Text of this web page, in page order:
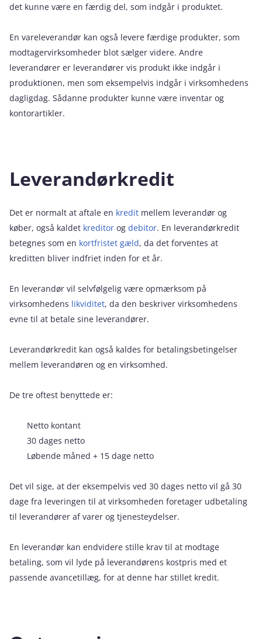
det kunne være en færdig del, som indgår i produktet.
En vareleverandør kan også levere færdige produkter, som
modtagervirksomheder blot sælger videre. Andre
leverandører er leverandører vis produkt ikke indgår i
produktionen, men som eksempelvis indgår i virksomhedens
dagligdag. Sådanne produkter kunne være inventar og
kontorartikler.
Leverandørkredit
Det er normalt at aftale en kredit mellem leverandør og
køber, også kaldet kreditor og debitor. En leverandørkredit
betegnes som en kortfristet gæld, da det forventes at
kreditten bliver indfriet inden for et år.
En leverandør vil selvfølgelig være opmærksom på
virksomhedens likviditet, da den beskriver virksomhedens
evne til at betale sine leverandører.
Leverandørkredit kan også kaldes for betalingsbetingelser
mellem leverandøren og en virksomhed.
De tre oftest benyttede er:
Netto kontant
30 dages netto
Løbende måned + 15 dage netto
Det vil sige, at der eksempelvis ved 30 dages netto vil gå 30
dage fra leveringen til at virksomheden foretager udbetaling
til leverandører af varer og tjenesteydelser.
En leverandør kan endvidere stille krav til at modtage
betaling, som vil lyde på leverandørens kostpris med et
passende avancetillæg, for at denne har stillet kredit.